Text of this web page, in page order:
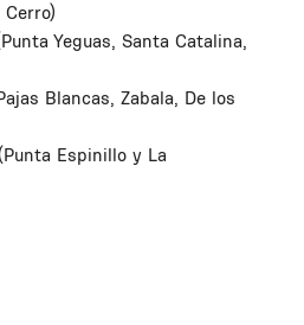
Yeguas, Santa Catalina,
Blancas, Zabala, De los
Espinillo y La